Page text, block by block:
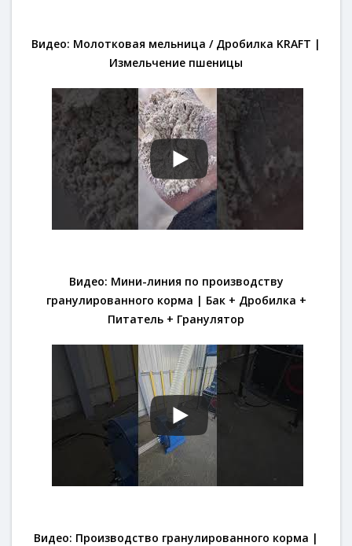
Видео: Молотковая мельница / Дробилка KRAFT |
Измельчение пшеницы
Видео: Мини-линия по производству
гранулированного корма | Бак + Дробилка +
Питатель + Гранулятор
Видео: Производство гранулированного корма |